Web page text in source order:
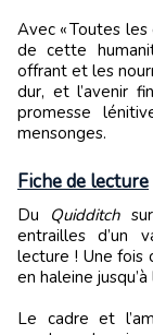
Avec « Toutes
de cette
offrant et les
dur, et l’avenir
promesse
mensonges.
Fiche de lecture
Du Quidditchsur
entrailles d’un
lecture ! Une fois
en haleine
Le cadre et